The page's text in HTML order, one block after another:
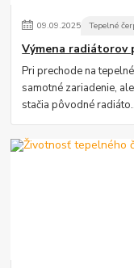
09.09.2025 Tepelné
Výmena radiátorov
Pri prechode na
samotné zariadenie,
stačia pôvodné